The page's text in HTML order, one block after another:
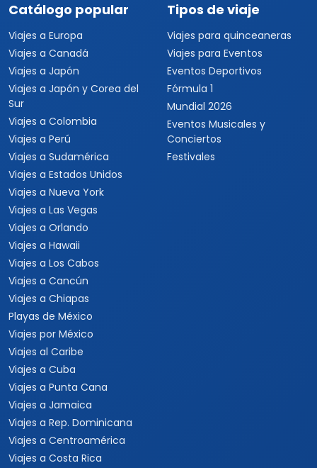
Catálogo popular
Viajes a Europa
Viajes a Canadá
Viajes a Japón
Viajes a Japón y Corea del
Sur
Viajes a Colombia
Viajes a Perú
Viajes a Sudamérica
Viajes a Estados Unidos
Viajes a Nueva York
Viajes a Las Vegas
Viajes a Orlando
Viajes a Hawaii
Viajes a Los Cabos
Viajes a Cancún
Viajes a Chiapas
Playas de México
Viajes por México
Viajes al Caribe
Viajes a Cuba
Viajes a Punta Cana
Viajes a Jamaica
Viajes a Rep. Dominicana
Viajes a Centroamérica
Viajes a Costa Rica
Tipos de viaje
Viajes para quinceaneras
Viajes para Eventos
Eventos Deportivos
Fórmula 1
Mundial 2026
Eventos Musicales y
Conciertos
Festivales